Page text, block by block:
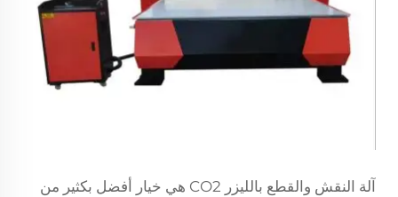
آلة النقش والقطع بالليزر CO2 هي خيار أفضل بكثير من